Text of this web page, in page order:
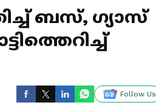
ബസ്, ഗ്യാസ്
Follow Us